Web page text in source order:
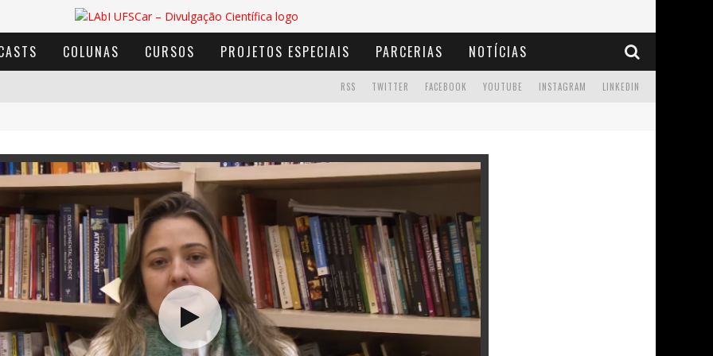
COLUNAS CURSOS PROJETOS ESPECIAIS PARCERIAS NOTÍCIAS
COM OS MOINHOS DE VENTO
LINKEDIN
INSTAGRAM
YOUTUBE
FACEBOOK
TWITTER
RSS